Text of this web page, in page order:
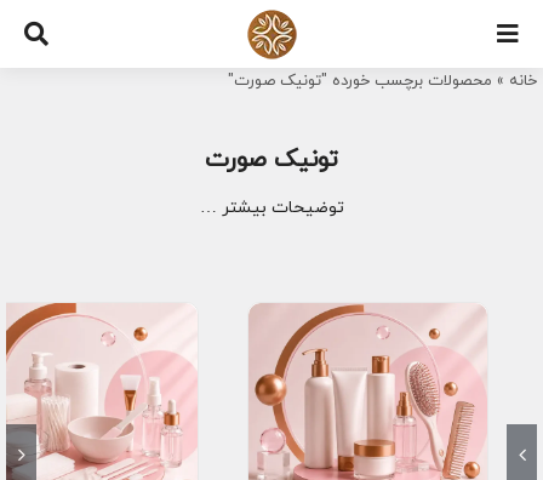
Skip
content
خانه » محصولات برچسب خورده "تونیک صورت"
تونیک صورت
توضیحات بیشتر …